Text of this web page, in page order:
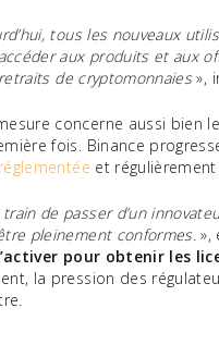
tous les nouveaux
aux produits et aux
de cryptomonnaies»,
concerne aussi bien
fois. Binance
et
de passer d’un
pleinement conformes. »,
pour obtenir les
la pression des